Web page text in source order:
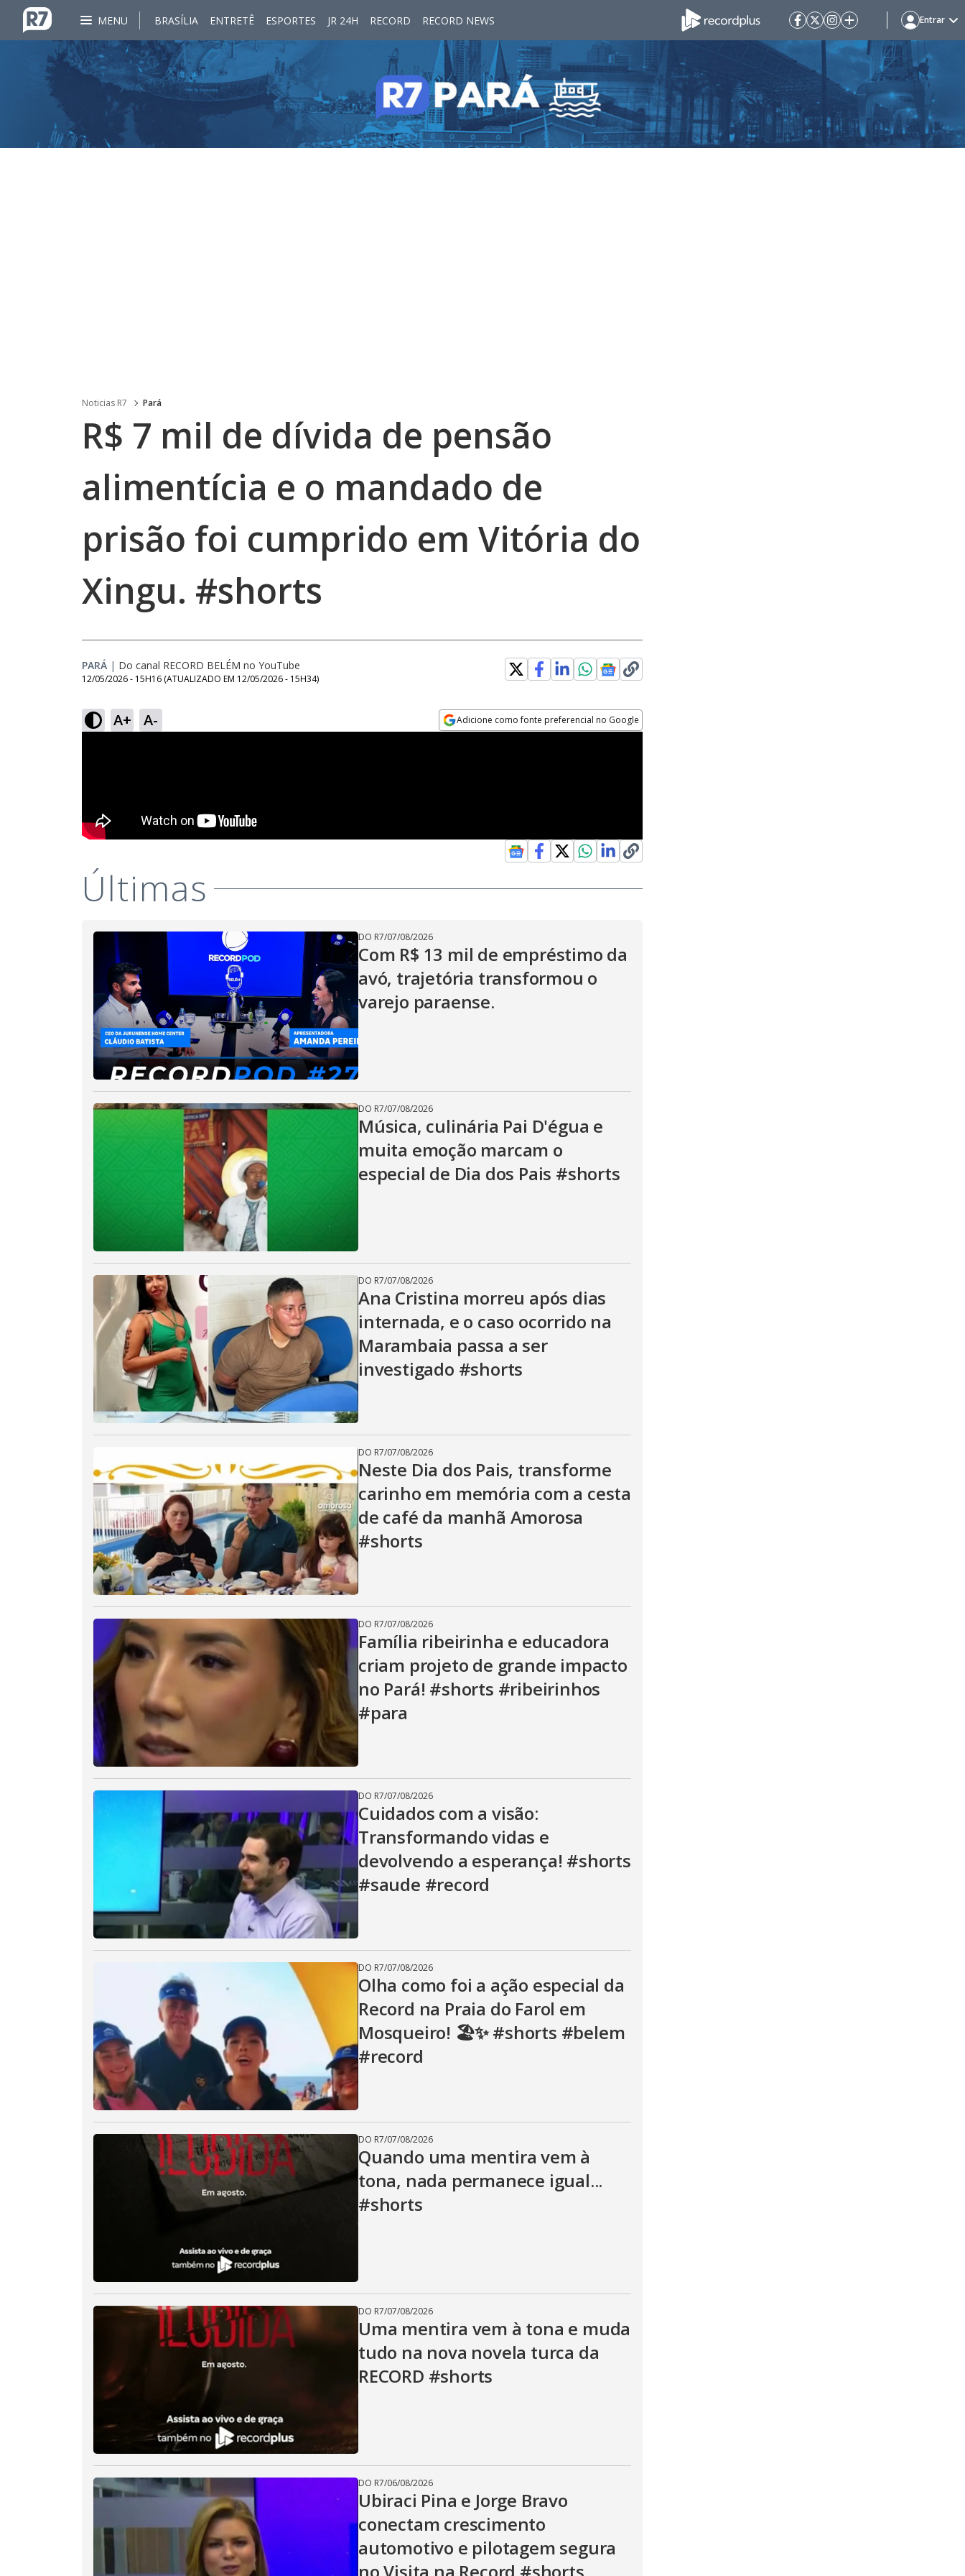
MENU BRASÍLIA ENTRETÊ ESPORTES JR 24H RECORD RECORD NEWS Entrar
Noticias R7 Pará
R$ 7 mil de dívida de pensão
alimentícia e o mandado de
prisão foi cumprido em Vitória do
Xingu. #shorts
PARÁ | Do canal RECORD BELÉM no YouTube
12/05/2026 - 15H16 (ATUALIZADO EM 12/05/2026 - 15H34)
A+ A- Adicione como fonte preferencial no Google
Últimas
DO R7/07/08/2026
Com R$ 13 mil de empréstimo da
avó, trajetória transformou o
varejo paraense.
DO R7/07/08/2026
Música, culinária Pai D'égua e
muita emoção marcam o
especial de Dia dos Pais #shorts
DO R7/07/08/2026
Ana Cristina morreu após dias
internada, e o caso ocorrido na
Marambaia passa a ser
investigado #shorts
DO R7/07/08/2026
Neste Dia dos Pais, transforme
carinho em memória com a cesta
de café da manhã Amorosa
#shorts
DO R7/07/08/2026
Família ribeirinha e educadora
criam projeto de grande impacto
no Pará! #shorts #ribeirinhos
#para
DO R7/07/08/2026
Cuidados com a visão:
Transformando vidas e
devolvendo a esperança! #shorts
#saude #record
DO R7/07/08/2026
Olha como foi a ação especial da
Record na Praia do Farol em
Mosqueiro! 🏖️✨ #shorts #belem
#record
DO R7/07/08/2026
Quando uma mentira vem à
tona, nada permanece igual...
#shorts
DO R7/07/08/2026
Uma mentira vem à tona e muda
tudo na nova novela turca da
RECORD #shorts
DO R7/06/08/2026
Ubiraci Pina e Jorge Bravo
conectam crescimento
automotivo e pilotagem segura